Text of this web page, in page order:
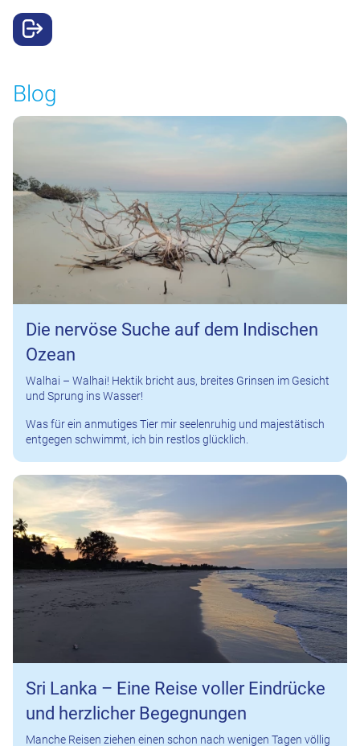
Blog
Die nervöse Suche auf dem Indischen
Ozean
Walhai – Walhai! Hektik bricht aus, breites Grinsen im Gesicht
und Sprung ins Wasser!
Was für ein anmutiges Tier mir seelenruhig und majestätisch
entgegen schwimmt, ich bin restlos glücklich.
Sri Lanka – Eine Reise voller Eindrücke
und herzlicher Begegnungen
Manche Reisen ziehen einen schon nach wenigen Tagen völlig